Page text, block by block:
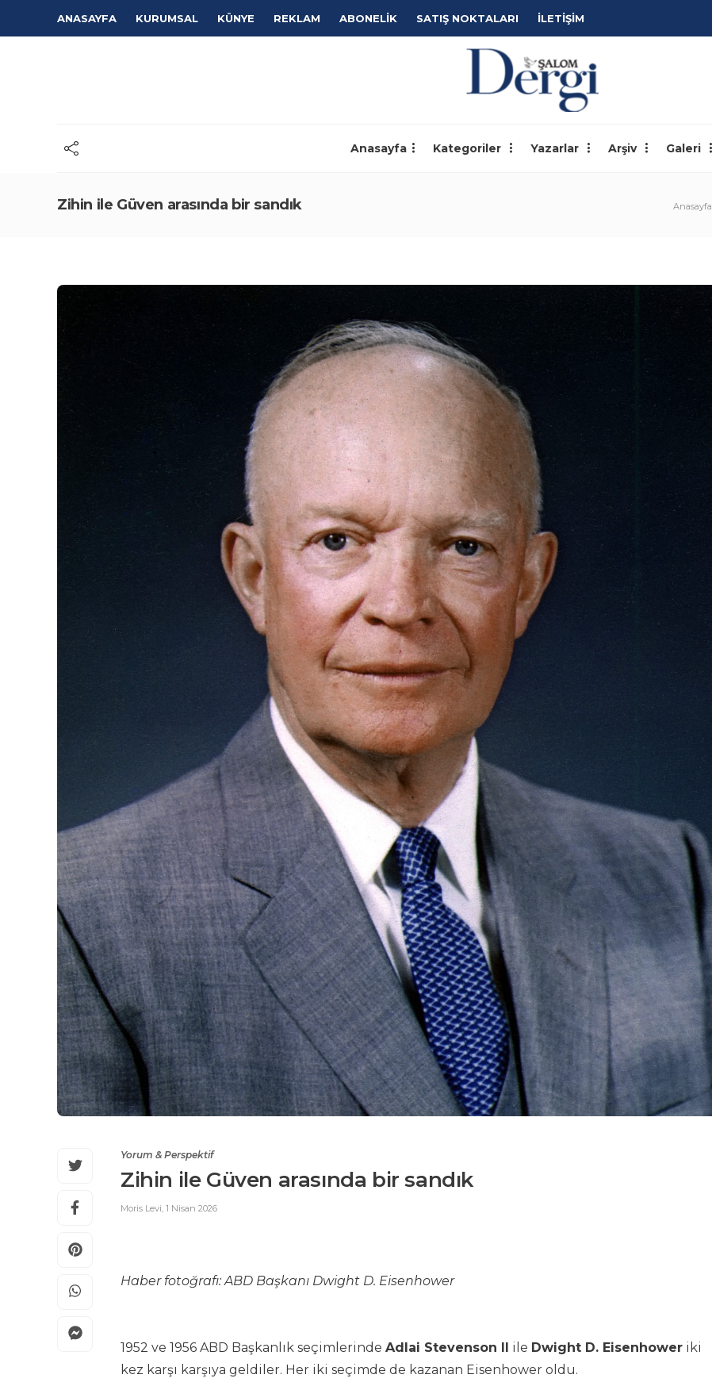
ANASAYFA KURUMSAL KÜNYE REKLAM ABONELİK SATIŞ NOKTALARI İLETİŞİM
Anasayfa Kategoriler Yazarlar Arşiv Galeri
Zihin ile Güven arasında bir sandık Anasayfa
Yorum & Perspektif
Zihin ile Güven arasında bir sandık
Moris Levi, 1 Nisan 2026
Haber fotoğrafı: ABD Başkanı Dwight D. Eisenhower
1952 ve 1956 ABD Başkanlık seçimlerinde Adlai Stevenson II ile Dwight D. Eisenhower iki
kez karşı karşıya geldiler. Her iki seçimde de kazanan Eisenhower oldu.